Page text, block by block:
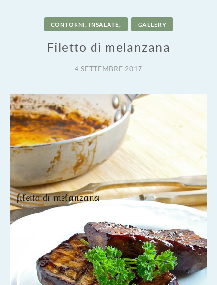
CONTORNI, INSALATE, GALLERY
Filetto di melanzana
4 SETTEMBRE 2017